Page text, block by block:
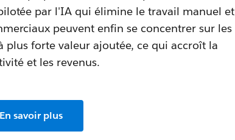
par l'IA qui élimine le travail manuel et
peuvent enfin se concentrer sur les
plus forte valeur ajoutée, ce qui accroît la
et les revenus.
En savoir plus